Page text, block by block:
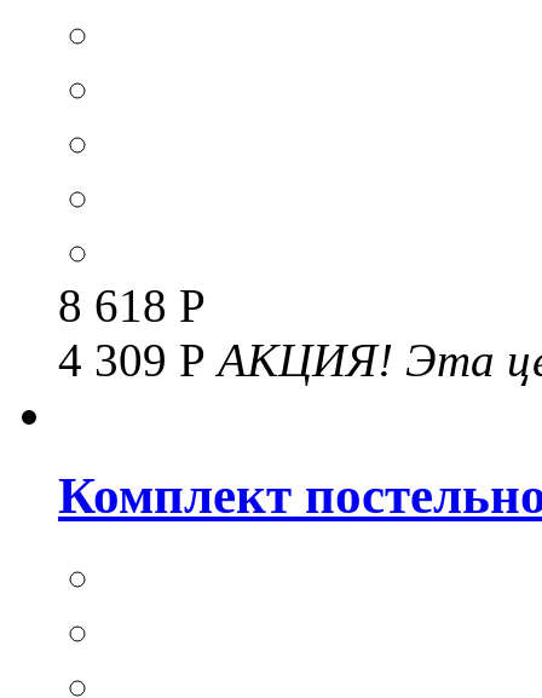
8 618 Р
4 309 РАКЦИЯ! Эта
Комплект